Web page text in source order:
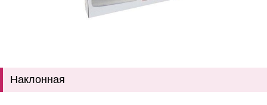
Наклонная